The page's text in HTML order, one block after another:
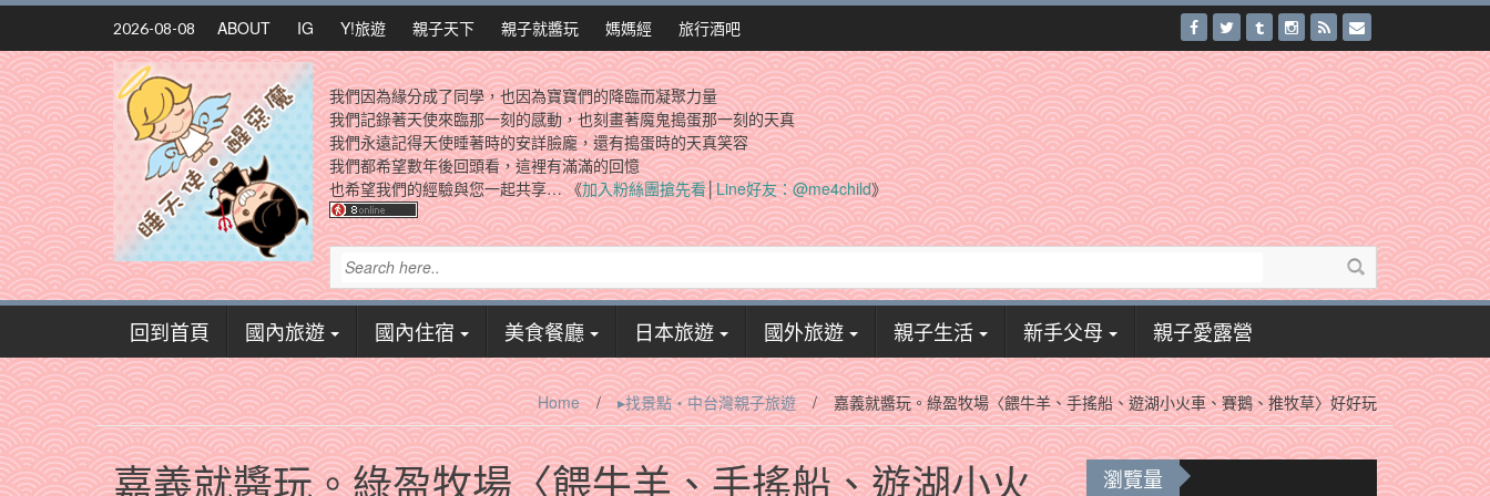
Skip
content
2026-08-08 ABOUT IG Y!旅遊 親子天下 親子就醬玩 媽媽經 旅行酒吧
我們因為緣分成了同學，也因為寶寶們的降臨而凝聚力量
我們記錄著天使來臨那一刻的感動，也刻畫著魔鬼搗蛋那一刻的天真
我們永遠記得天使睡著時的安詳臉龐，還有搗蛋時的天真笑容
我們都希望數年後回頭看，這裡有滿滿的回憶
也希望我們的經驗與您一起共享… 《加入粉絲團搶先看│Line好友：@me4child》
回到首頁 國內旅遊 國內住宿 美食餐廳 日本旅遊 國外旅遊 親子生活 新手父母 親子愛露營
Home / ▸找景點‧中台灣親子旅遊 / 嘉義就醬玩。綠盈牧場〈餵牛羊、手搖船、遊湖小火車、賽鵝、推牧草〉好好玩
嘉義就醬玩。綠盈牧場〈餵牛羊、手搖船、遊湖小火 瀏覽量